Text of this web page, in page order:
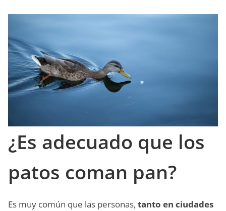
¿Es adecuado que los
patos coman pan?
Es muy común que las personas, tanto en ciudades